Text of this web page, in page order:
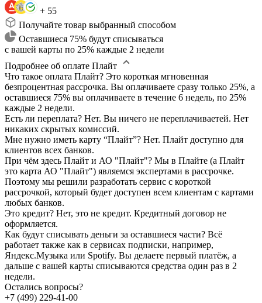
+ 55
Получайте товар выбранный способом
Оставшиеся 75% будут списываться
с вашей карты по 25% каждые 2 недели
Подробнее об оплате Плайт
Что такое оплата Плайт? Это короткая мгновенная
безпроцентная рассрочка. Вы оплачиваете сразу только 25%, а
оставшиеся 75% вы оплачиваете в течение 6 недель, по 25%
каждые 2 недели.
Есть ли переплата? Нет. Вы ничего не переплачиваетей. Нет
никаких скрытых комиссий.
Мне нужно иметь карту “Плайт”? Нет. Плайт доступно для
клиентов всех банков.
При чём здесь Плайт и АО "Плайт"? Мы в Плайте (а Плайт
это карта АО "Плайт") являемся экспертами в рассрочке.
Поэтому мы решили разработать сервис с короткой
рассрочкой, который будет доступен всем клиентам с картами
любых банков.
Это кредит? Нет, это не кредит. Кредитный договор не
оформляется.
Как будут списывать деньги за оставшиеся части? Всё
работает также как в сервисах подписки, например,
Яндекс.Музыка или Spotify. Вы делаете первый платёж, а
дальше с вашей карты списываются средства один раз в 2
недели.
Остались вопросы?
+7 (499) 229-41-00